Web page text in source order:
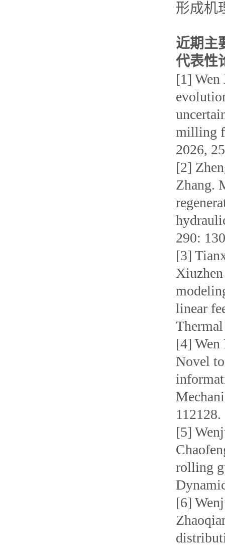
形成机
近期主
代表性
[1] Wen
milling
2026,
[2]
Zhang.
290:
[3]
linear
[4] Wen
Novel
112128.
[5]
rolling
[6]